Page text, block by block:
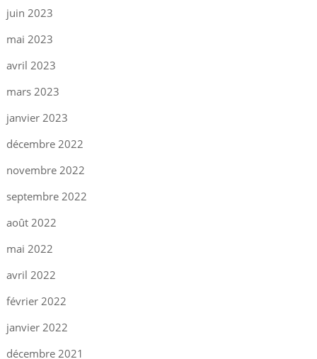
juin 2023
mai 2023
avril 2023
mars 2023
janvier 2023
décembre 2022
novembre 2022
septembre 2022
août 2022
mai 2022
avril 2022
février 2022
janvier 2022
décembre 2021